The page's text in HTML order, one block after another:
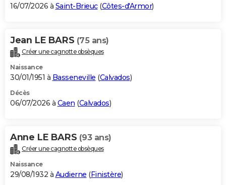
BONS PLANS
Carte de Noël
Carte Bonne année
Carte Saint-Valentin
Carte Pâques
Carte d'anniversaire
DICTIONNAIRE
Dictionnaire
Biographies
Citations
Expressions
Proverbes
PROGRAMME TV
S'inscrire
Se connecter
Lycées
Collèges
Primaires
Universités
Entreprises
Service militaire
Avis de recherche
AVIS DE DÉCÈS
Bricolage
Lifestyle
Culture
Sport
Auto
Television
Voyage
Cinema
16/07/2026 à Saint-Brieuc(Côtes-d'Armor)
Jean LE BARS (75 ans)
Créer une cagnotte obsèques
Naissance
30/01/1951 à Basseneville (Calvados)
Décès
06/07/2026 à Caen (Calvados)
Anne LE BARS (93 ans)
Créer une cagnotte obsèques
Naissance
29/08/1932 à Audierne (Finistère)